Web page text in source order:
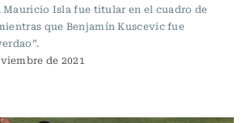
Isla fue titular en el cuadro de
que Benjamín Kuscevic fue
de 2021